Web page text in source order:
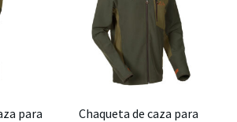
para
Chaqueta de caza para